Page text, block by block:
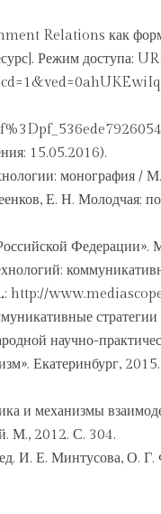
Relations как
Режим доступа:
15.05.2016).
монография /
Е. Н. Молодчая;
http://
научно-
Екатеринбург,
и механизмы
М., 2012. С. 304.
И. Е. Минтусова, О.